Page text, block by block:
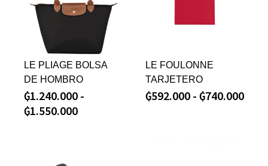
LE PLIAGE BOLSA
DE HOMBRO
₲1.240.000 -
₲1.550.000
LE FOULONNE
TARJETERO
₲592.000 - ₲740.000